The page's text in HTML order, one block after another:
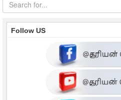
Follow US